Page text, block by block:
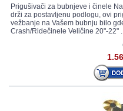
Prigušivači za bubnjeve i činele
drži za postavljenu podlogu, ovi
vežbanje na Vašem bubnju bilo
Crash/Ridečinele Veličine 20"-22"